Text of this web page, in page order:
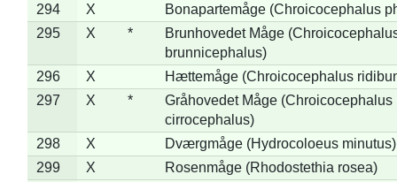
294
X
Bonapartemåge (Chroicocephalus
295
X *
Brunhovedet Måge
brunnicephalus)
296
X
Hættemåge (Chroicocephalus
297
X *
Gråhovedet Måge (Chroicocephalus
cirrocephalus)
298
X
Dværgmåge (Hydrocoloeus minutus)
299
X
Rosenmåge (Rhodostethia rosea)